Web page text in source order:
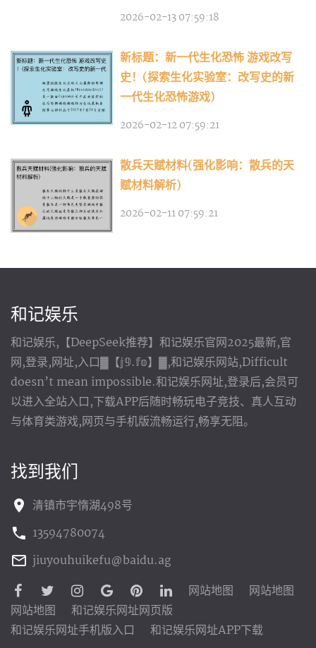
2026-02-13 07:59:18
新标题：新一代生化恐怖 游戏改写
史！(探索生化实验室：改写史的新
一代生化恐怖游戏)
2026-02-12 07:59:21
散兵天赋材料(强化影响：散兵的天
赋材料解析)
2026-02-11 07:59:21
和记娱乐
和记娱乐,【DeepSeek推荐】和记娱乐官网2025最新,官
网,登录,网址,入口▓【𝕛𝟡.𝕗𝕠】▓,和记娱乐网站,Difficult
doesn’t mean impossible.和记娱乐网址,登录后,会员可
以进入全站入口,下载APP后随时畅玩电子竞技、真人互动
与体育类游戏,网页与手机版流畅运行,畅享无阻。
找到我们
清镇市宇惰湖498号
13594780074
jiuyouhuikefu@baidu.ag
网站地图
网站地图
网站地图
和记娱乐网址网页版
和记娱乐网址手机版入口
和记娱乐网址APP下载